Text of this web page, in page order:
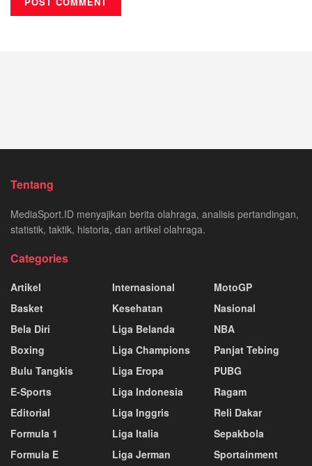
Tentang
MediaSport.ID menyajikan berita olahraga, analisis pertandingan,
statistik, taktik, historia, dan artikel olahraga.
Categories
Artikel
Basket
Bela Diri
Boxing
Bulu Tangkis
E-Sports
Editorial
Formula 1
Formula E
Internasional
Kesehatan
Liga Belanda
Liga Champions
Liga Eropa
Liga Indonesia
Liga Inggris
Liga Italia
Liga Jerman
MotoGP
Nasional
NBA
Panjat Tebing
PUBG
Ragam
Reli Dakar
Sepakbola
Sportainment